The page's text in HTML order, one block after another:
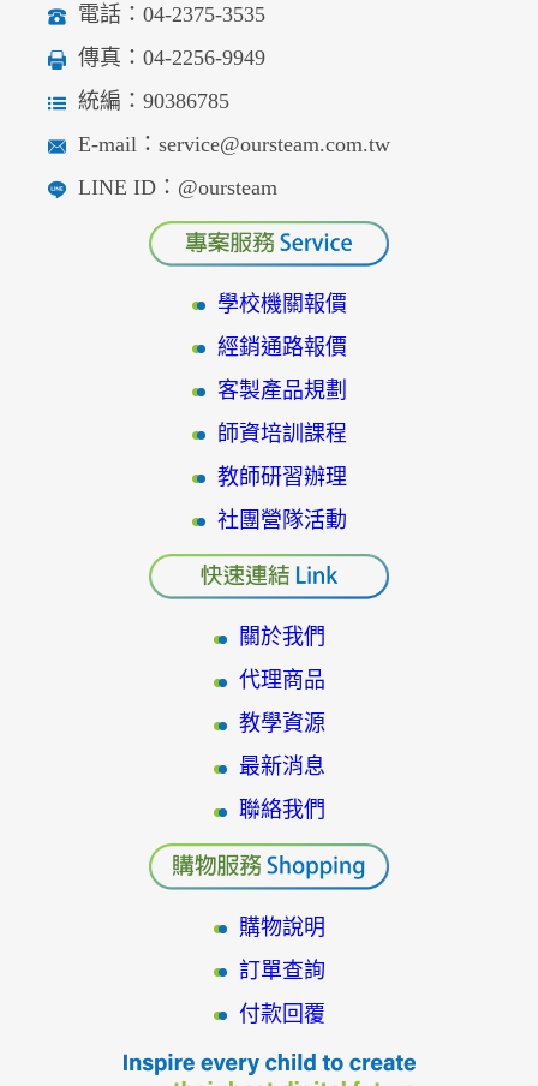
電話：04-2375-3535
傳真：04-2256-9949
統編：90386785
E-mail：service@oursteam.com.tw
LINE ID：@oursteam
學校機關報價
經銷通路報價
客製產品規劃
師資培訓課程
教師研習辦理
社團營隊活動
關於我們
代理商品
教學資源
最新消息
聯絡我們
購物說明
訂單查詢
付款回覆